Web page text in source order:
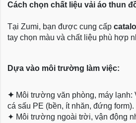
Cách chọn chất liệu vải áo thun
Tại Zumi, bạn được cung cấp
tay chọn màu và chất liệu phù hợp
Dựa vào môi trường làm việc:
✦ Môi trường văn phòng, máy lạnh:
cá sấu PE (bền, ít nhăn, đứng form).
✦ Môi trường ngoài trời, vận động